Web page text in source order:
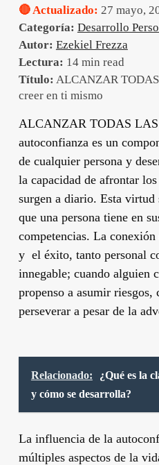
🔴 Actualizado: 27 mayo,
Categoría: Desarrollo
Autor: Ezekiel Frezza
Lectura: 14 min read
Título: ALCANZAR
creer en ti mismo
ALCANZAR TODAS
autoconfianza es un
de cualquier persona y
la capacidad de afrontar
surgen a diario. Esta virtud
que una persona tiene en
competencias. La
y el éxito, tanto personal
innegable; cuando alguien
propenso a asumir riesgos,
perseverar a pesar de la
Relacionado:
¿Qué es la
y cómo se desarrolla?
La influencia de la
múltiples aspectos de la